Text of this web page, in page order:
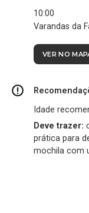
10:00
Varandas da
VER NO
Idade
Deve trazer:
prática para
mochila com